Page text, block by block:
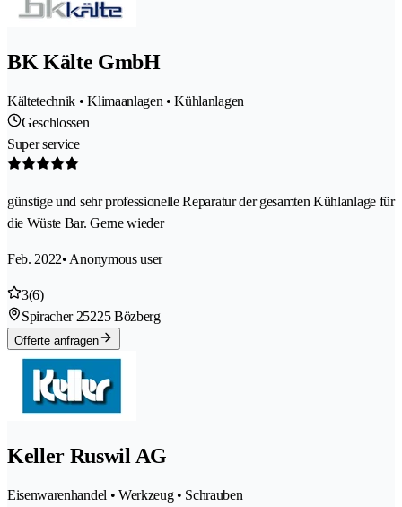
BK Kälte GmbH
Kältetechnik • Klimaanlagen • Kühlanlagen
Geschlossen
Super service
günstige und sehr professionelle Reparatur der gesamten Kühlanlage für
die Wüste Bar. Gerne wieder
Feb. 2022• Anonymous user
3(6)
Spiracher 25225 Bözberg
Offerte anfragen
Keller Ruswil AG
Eisenwarenhandel • Werkzeug • Schrauben